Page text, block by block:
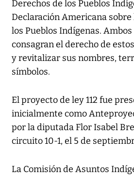
Derechos de los Pueblos
Declaración Americana sobre
los Pueblos Indígenas.
consagran el derecho de
y revitalizar sus nombres,
símbolos.
El proyecto de ley 112 fue
inicialmente como
por la diputada Flor Isabel
circuito 10-1, el 5 de
La Comisión de Asuntos